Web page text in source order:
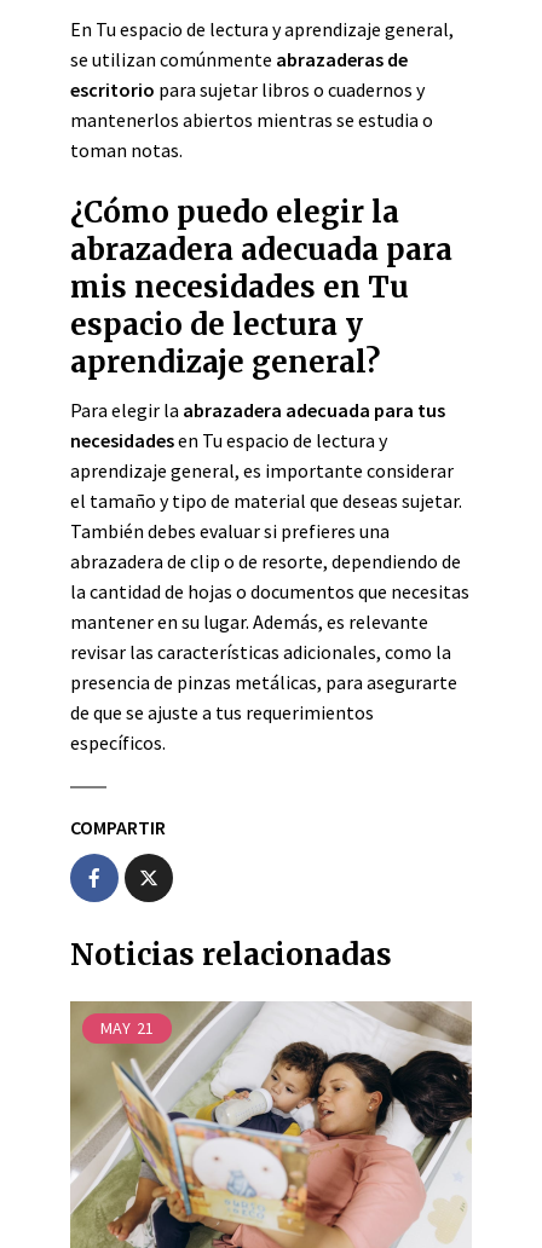
En Tu espacio de lectura y aprendizaje general,
se utilizan comúnmente abrazaderas de
escritorio para sujetar libros o cuadernos y
mantenerlos abiertos mientras se estudia o
toman notas.
¿Cómo puedo elegir la
abrazadera adecuada para
mis necesidades en Tu
espacio de lectura y
aprendizaje general?
Para elegir la abrazadera adecuada para tus
necesidadesen Tu espacio de lectura y
aprendizaje general, es importante considerar
el tamaño y tipo de material que deseas sujetar.
También debes evaluar si prefieres una
abrazadera de clip o de resorte, dependiendo de
la cantidad de hojas o documentos que necesitas
mantener en su lugar. Además, es relevante
revisar las características adicionales, como la
presencia de pinzas metálicas, para asegurarte
de que se ajuste a tus requerimientos
específicos.
COMPARTIR
Noticias relacionadas
MAY 21